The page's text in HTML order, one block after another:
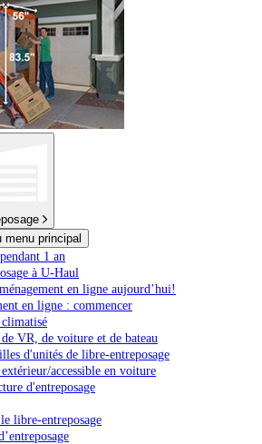
menu principal
1 an
à U-Haul
en ligne aujourd’hui!
en ligne : commencer
VR, de voiture et de bateau
d'unités de libre-entreposage
accessible en voiture
d'entreposage
libre-entreposage